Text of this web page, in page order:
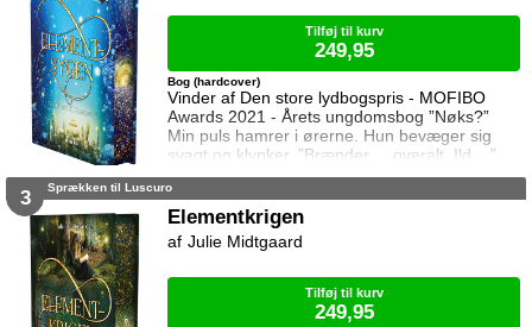
Vinder af Den store lydbogspris - MOFIBO
Awards 2021 - Årets ungdomsbog ”Nøks?”
Min puls hamrer i ørerne. Hun bevæger sig
svagt og klynker. ”Brænder ... overalt. Ild ...”
Hendes hånd er ujævn. Jeg ser ned.
Håndryggen er ét stort sår. Røde brandvabler
bobler frem på hendes kinder, og hun slår om
sig for at slukke flammerne der ikke findes. En
mystisk sygdom rammer Luscuro. Der ser ikke
Bog (hardcover)
Tilføj til kurv
249,95
3 Sprækken til Luscuro
Elementkrigen
Julie Midtgaard
Tilføj til kurv
249,95